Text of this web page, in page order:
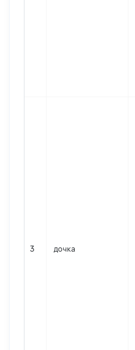
3 дочка